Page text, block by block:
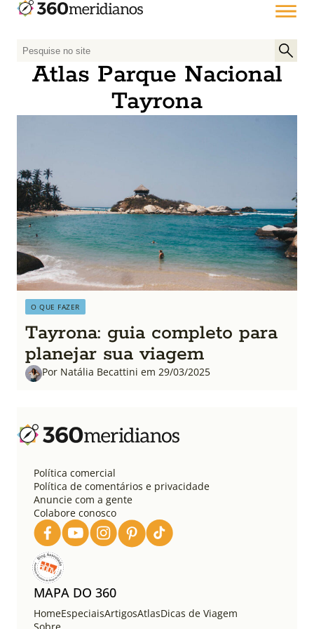
P
u
r
o
r
:
Atlas Parque Nacional
Tayrona
O QUE FAZER
Tayrona: guia completo para
planejar sua viagem
Por Natália Becattini em 29/03/2025
Política comercial
Política de comentários e privacidade
Anuncie com a gente
Colabore conosco
MAPA DO 360
HomeEspeciaisArtigosAtlasDicas de Viagem